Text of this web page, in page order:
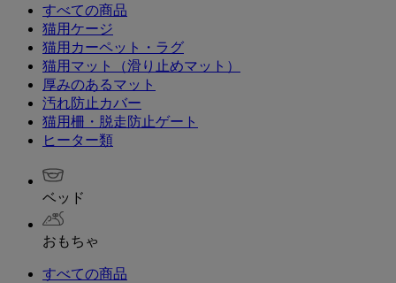
すべての商品
猫用ケージ
猫用カーペット・ラグ
猫用マット（滑り止めマット）
厚みのあるマット
汚れ防止カバー
猫用柵・脱走防止ゲート
ヒーター類
ベッド
おもちゃ
すべての商品